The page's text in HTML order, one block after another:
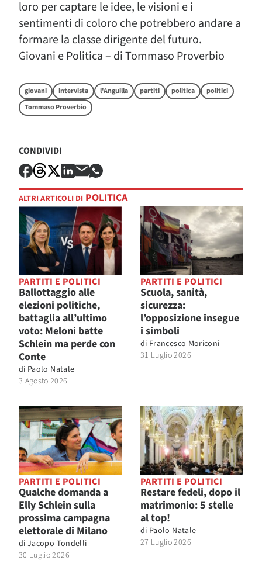
loro per captare le idee, le visioni e i
sentimenti di coloro che potrebbero andare a
formare la classe dirigente del futuro.
Giovani e Politica – di Tommaso Proverbio
giovani intervista l'Anguilla partiti politica
politici
Tommaso Proverbio
CONDIVIDI
ALTRI ARTICOLI DI POLITICA
PARTITI E POLITICI
Ballottaggio alle
elezioni politiche,
battaglia all’ultimo
voto: Meloni batte
Schlein ma perde con
Conte
di Paolo Natale
3 Agosto 2026
PARTITI E POLITICI
Scuola, sanità,
sicurezza:
l’opposizione insegue
i simboli
di Francesco Moriconi
31 Luglio 2026
PARTITI E POLITICI
Qualche domanda a
Elly Schlein sulla
prossima campagna
elettorale di Milano
di Jacopo Tondelli
30 Luglio 2026
PARTITI E POLITICI
Restare fedeli, dopo il
matrimonio: 5 stelle
al top!
di Paolo Natale
27 Luglio 2026